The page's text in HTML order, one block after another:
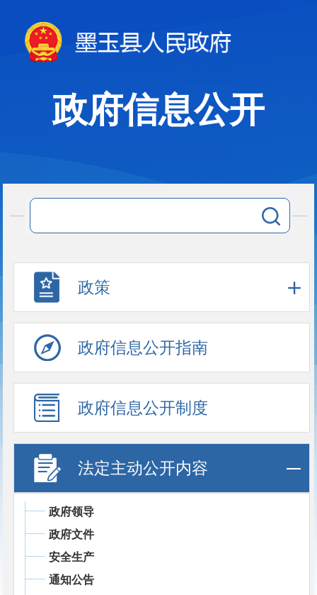
政府信息公开
政策
政府信息公开指南
政府信息公开制度
法定主动公开内容
政府领导
政府文件
安全生产
通知公告